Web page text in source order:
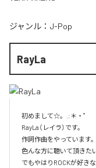
ジャンル： J-Pop
RayLa
初めまして☆。.:＊・゜
RayLa（レイラ）です。
作詞作曲をやっています
色んな方に聴いて頂きた
でもやはりROCKが好き